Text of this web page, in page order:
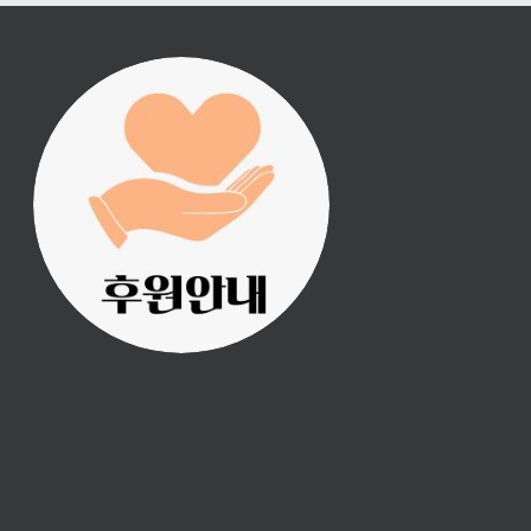
진리횃불 사역은 여러분
의 후원으로 이루어집니
다.